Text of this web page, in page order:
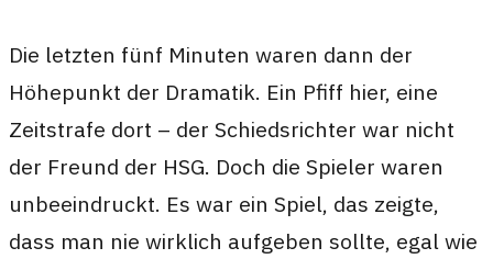
Die letzten fünf Minuten waren dann der
Höhepunkt der Dramatik. Ein Pfiff hier, eine
Zeitstrafe dort – der Schiedsrichter war nicht
der Freund der HSG. Doch die Spieler waren
unbeeindruckt. Es war ein Spiel, das zeigte,
dass man nie wirklich aufgeben sollte, egal wie